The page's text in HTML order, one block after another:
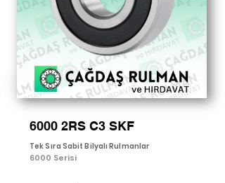
6000 2RS C3 SKF
Tek Sıra Sabit Bilyalı Rulmanlar
6000 Serisi